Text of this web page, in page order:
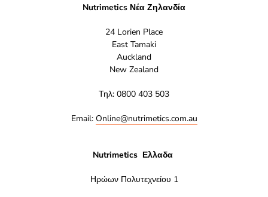
Nutrimetics Νέα Ζηλανδία
24 Lorien Place
East Tamaki
Auckland
New Zealand
Τηλ: 0800 403 503
Email: Online@nutrimetics.com.au
Nutrimetics Ελλαδα
Ηρώων Πολυτεχνείου 1